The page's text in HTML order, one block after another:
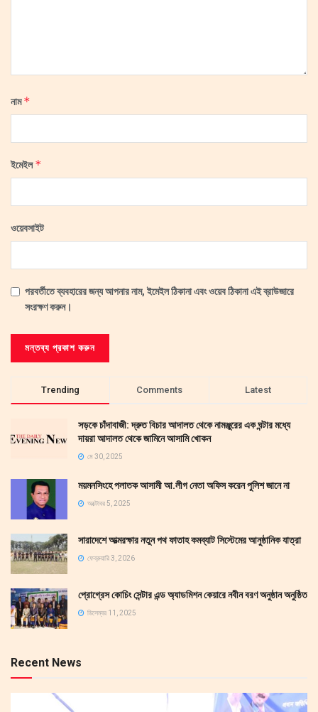
নাম*
ইমেইল*
ওয়েবসাইট
পরবর্তীতে ব্যবহারের জন্য আপনার নাম, ইমেইল ঠিকানা এবং ওয়েব ঠিকানা এই ব্রাউজারে
সংরক্ষণ করুন।
Trending Comments Latest
সড়কে চাঁদাবাজী: দ্রুত বিচার আদালত থেকে নামঞ্জুরের এক ঘন্টার মধ্যে
দায়রা আদালত থেকে জামিনে আসামি খোকন
মে 30, 2025
ময়মনসিংহে পলাতক আসামী আ.লীগ নেতা অফিস করেন পুলিশ জানে না
অক্টোবর 5, 2025
সারাদেশে আত্মরক্ষার নতুন পথ ফাতাহ কমব্যাট সিস্টেমের আনুষ্ঠানিক যাত্রা
ফেব্রুয়ারি 3, 2026
প্রোগ্রেস কোচিং সেন্টার এন্ড অ্যাডমিশন কেয়ারে নবীন বরণ অনুষ্ঠান অনুষ্ঠিত
ডিসেম্বর 11, 2025
Recent News